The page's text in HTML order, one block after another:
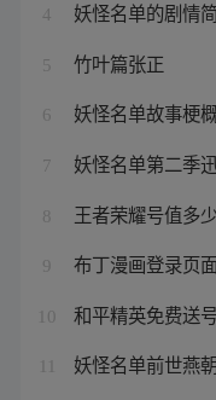
4 妖怪名单的剧情
5 竹叶篇张正
6 妖怪名单故事梗
7 妖怪名单第二季
8 王者荣耀号值多
9 布丁漫画登录页
10 和平精英免费送
妖怪名单前世燕